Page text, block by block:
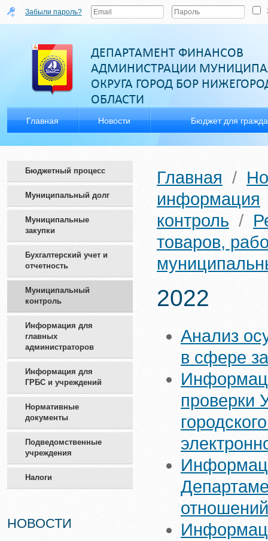
Бюджетный процесс
Муниципальный долг
Муниципальные
закупки
Бухгалтерский учет и
отчетность
Муниципальный
контроль
Информация для
главных
администраторов
Информация для
ГРБС и учреждений
Нормативные
документы
Подведомственные
учреждения
Налоги
НОВОСТИ
Главная /
информация
контроль /
товаров,
2022
Анализ
в сфере
проверки
отношений
Забыли пароль?
ДЕПАРТАМЕНТ ФИНАНСОВ
АДМИНИСТРАЦИИ
ОКРУГА ГОРОД БОР
ОБЛАСТИ
Главная Новости Бюджет для